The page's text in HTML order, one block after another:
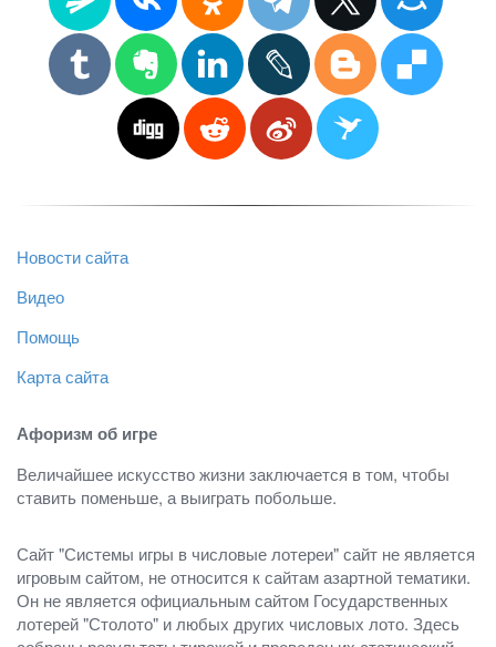
Новости сайта
Видео
Помощь
Карта сайта
Афоризм об игре
Величайшее искусство жизни заключается в том, чтобы
ставить поменьше, а выиграть побольше.
Сайт "Системы игры в числовые лотереи" сайт не является
игровым сайтом, не относится к сайтам азартной тематики.
Он не является официальным сайтом Государственных
лотерей "Столото" и любых других числовых лото. Здесь